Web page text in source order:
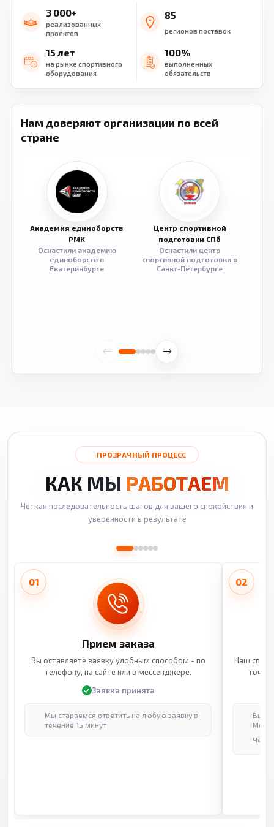
3 000+
реализованных
проектов
85
регионов поставок
15 лет
на рынке спортивного
оборудования
100%
выполненных
обязательств
Нам доверяют организации по всей
стране
Академия единоборств
РМК
Оснастили академию
единоборств в
Екатеринбурге
Центр спортивной
подготовки СПб
Оснастили центр
спортивной подготовки в
Санкт-Петербурге
ПРОЗРАЧНЫЙ ПРОЦЕСС
КАК МЫ РАБОТАЕМ
Четкая последовательность шагов для вашего спокойствия и
уверенности в результате
01
Прием заказа
Вы оставляете заявку удобным способом - по
телефону, на сайте или в мессенджере.
Заявка принята
Мы стараемся ответить на любую заявку в
течение 15 минут
02
Наш